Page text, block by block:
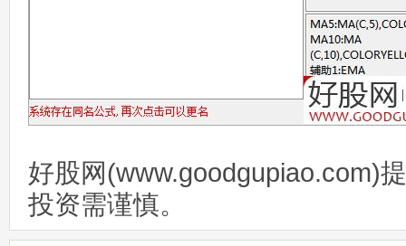
好股网(www.goodgupiao.com)
投资需谨慎。